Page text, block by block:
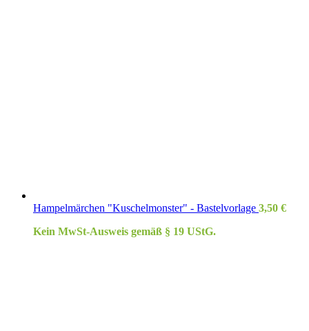
Hampelmärchen "Kuschelmonster" - Bastelvorlage 3,50 €
Kein MwSt-Ausweis gemäß § 19 UStG.